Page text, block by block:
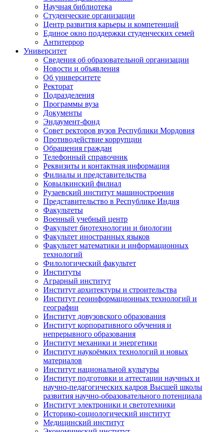
Научная библиотека
Студенческие организации
Центр развития карьеры и компетенций
Единое окно поддержки студенческих семей
Антитеррор
Университет
Сведения об образовательной организации
Новости и объявления
Об университете
Ректорат
Подразделения
Программы вуза
Документы
Эндаумент-фонд
Совет ректоров вузов Республики Мордовия
Противодействие коррупции
Обращения граждан
Телефонный справочник
Реквизиты и контактная информация
Филиалы и представительства
Ковылкинский филиал
Рузаевский институт машиностроения
Представительство в Республике Индия
Факультеты
Военный учебный центр
Факультет биотехнологии и биологии
Факультет иностранных языков
Факультет математики и информационных
технологий
Филологический факультет
Институты
Аграрный институт
Институт архитектуры и строительства
Институт геоинформационных технологий и
географии
Институт довузовского образования
Институт корпоративного обучения и
непрерывного образования
Институт механики и энергетики
Институт наукоёмких технологий и новых
материалов
Институт национальной культуры
Институт подготовки и аттестации научных и
научно-педагогических кадров Высшей школы
развития научно-образовательного потенциала
Институт электроники и светотехники
Историко-социологический институт
Медицинский институт